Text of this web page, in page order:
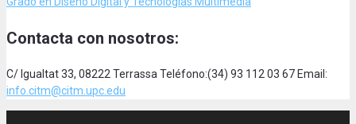
Contacta con nosotros:
C/ Igualtat 33, 08222 Terrassa Teléfono:(34) 93 112 03 67 Email:
info.citm@citm.upc.edu